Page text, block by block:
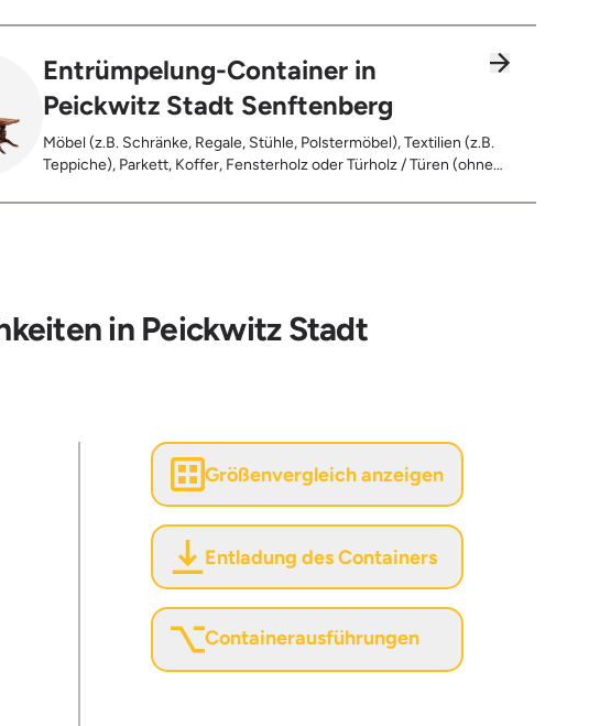
Entrümpelung-Container in
Peickwitz Stadt Senftenberg
Möbel (z.B. Schränke, Regale, Stühle, Polstermöbel), Textilien (z.B.
Teppiche), Parkett, Koffer, Fensterholz oder Türholz / Türen (ohne
Restentleerte Gebinde wie Dosen, Fässer, Eimer, Sonstiger
in Peickwitz Stadt
Größenvergleich anzeigen
Entladung des Containers
Containerausführungen